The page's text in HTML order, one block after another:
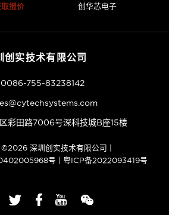
取报价
创华芯电子
创实技术有限公司
0086-755-83238142
彩田路7006号深科技城B座15楼
深圳创实技术有限公司 |
号 | 粤ICP备2022093419号